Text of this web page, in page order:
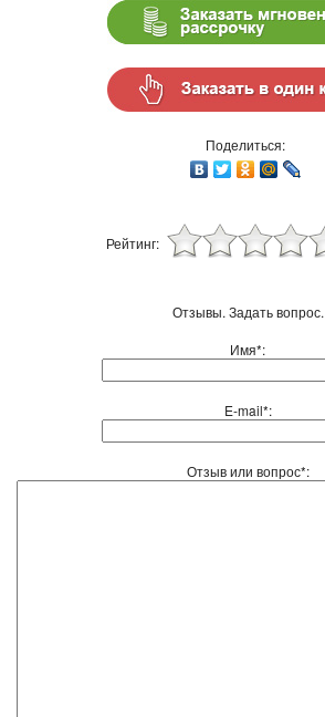
Поделиться:
Рейтинг:
Отзывы. Задать вопрос.
Имя*:
E-mail*:
Отзыв или вопрос*: